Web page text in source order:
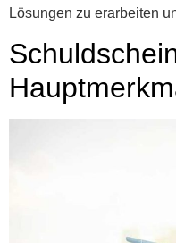
Lösungen zu erarbeiten